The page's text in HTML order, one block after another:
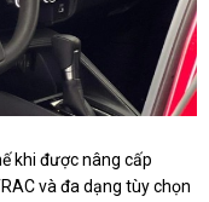
khi được nâng cấp
và đa dạng tùy chọn